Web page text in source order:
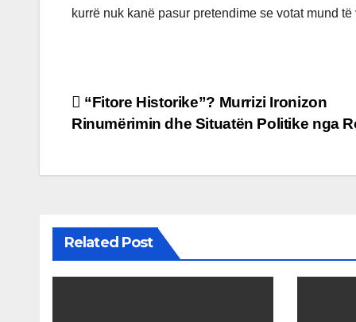
kurrë nuk kanë pasur pretendime se votat mund
Post
“Fitore Historike”? Murrizi Ironizon
Rinumërimin dhe Situatën Politike nga
Related Post